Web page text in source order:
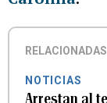
RELACIONADAS
NOTICIAS
Arrestan al